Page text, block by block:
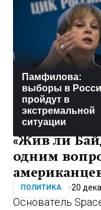
Памфилова:
выборы в
пройдут в
экстремальной
ситуации
«Жив ли
одним
ПОЛИТИКА 20
Основатель